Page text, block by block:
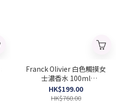
Franck Olivier 白色觸摸女
士濃香水 100ml
(Barcode：
3516642117312)
HK$199.00
HK$760.00